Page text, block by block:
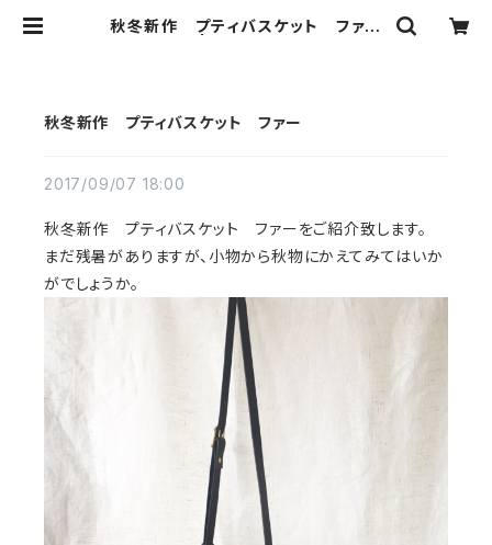
秋冬新作 プティバスケット ファー
秋冬新作 プティバスケット ファー
2017/09/07 18:00
秋冬新作 プティバスケット ファーをご紹介致します。
まだ残暑がありますが、小物から秋物にかえてみてはいか
がでしょうか。